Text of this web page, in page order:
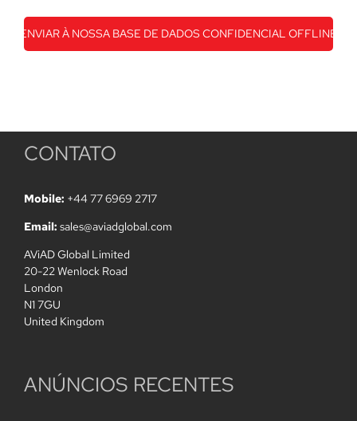
CONTATO
Mobile: +44 77 6969 2717
Email: sales@aviadglobal.com
AViAD Global Limited
20-22 Wenlock Road
London
N1 7GU
United Kingdom
ANÚNCIOS RECENTES